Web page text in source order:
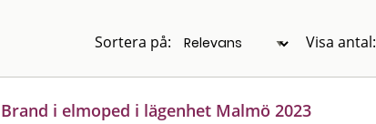
Sortera på: Visa antal:
Brand i elmoped i lägenhet Malmö 2023